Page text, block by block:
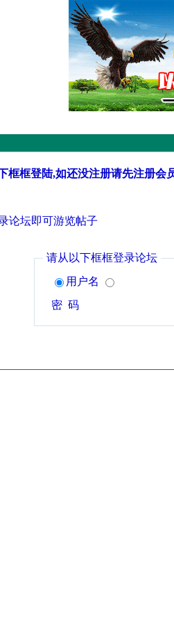
框框登陆,如还没注册请先注册会
论坛即可游览帖子
请从以下框框登录论坛
用户名
密 码